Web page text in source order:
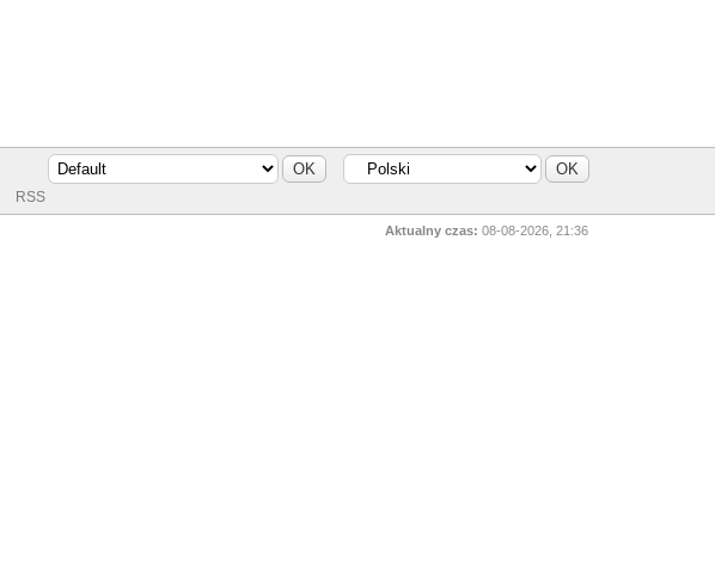
RSS
Aktualny czas: 08-08-2026, 21:36